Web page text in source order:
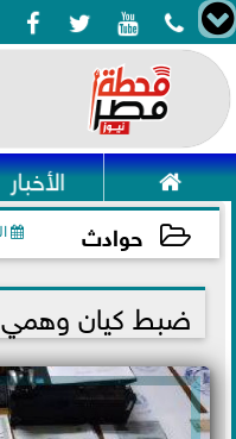
   
 الأخبار
حوادث
2021-12-11 15:28:22
ضبط كيان وهمي